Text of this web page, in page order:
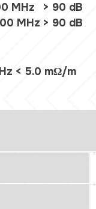
MHz
> 90 dB
MHz > 90 dB
< 5.0 mΩ/m